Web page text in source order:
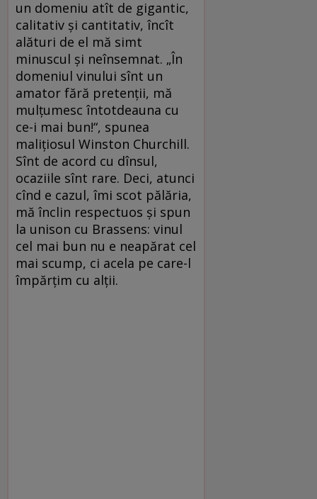
un domeniu atît de gigantic,
calitativ și cantitativ, încît
alături de el mă simt
minuscul și neînsemnat. „În
domeniul vinului sînt un
amator fără pretenții, mă
mulțumesc întotdeauna cu
ce-i mai bun!“, spunea
malițiosul Winston Churchill.
Sînt de acord cu dînsul,
ocaziile sînt rare. Deci, atunci
cînd e cazul, îmi scot pălăria,
mă înclin respectuos și spun
la unison cu Brassens: vinul
cel mai bun nu e neapărat cel
mai scump, ci acela pe care-l
împărțim cu alții.